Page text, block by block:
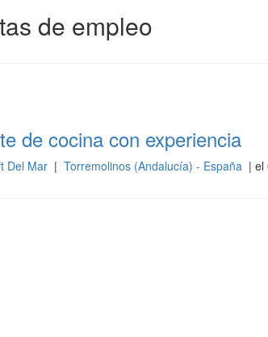
de empleo
de cocina con experiencia
Del Mar | Torremolinos (Andalucía) - España | el